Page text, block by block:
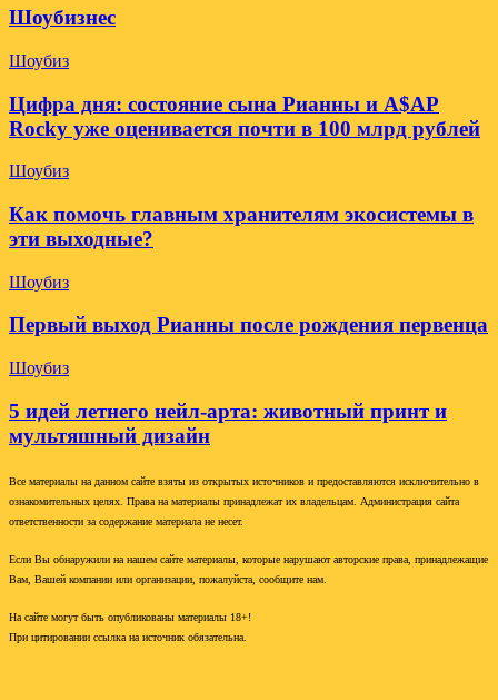
Шоубизнес
Шоубиз
Цифра дня: состояние сына Рианны и A$AP
Rocky уже оценивается почти в 100 млрд рублей
Шоубиз
Как помочь главным хранителям экосистемы в
эти выходные?
Шоубиз
Первый выход Рианны после рождения первенца
Шоубиз
5 идей летнего нейл-арта: животный принт и
мультяшный дизайн
Все материалы на данном сайте взяты из открытых источников и предоставляются исключительно в
ознакомительных целях. Права на материалы принадлежат их владельцам. Администрация сайта
ответственности за содержание материала не несет.
Если Вы обнаружили на нашем сайте материалы, которые нарушают авторские права, принадлежащие
Вам, Вашей компании или организации, пожалуйста, сообщите нам.
На сайте могут быть опубликованы материалы 18+!
При цитировании ссылка на источник обязательна.